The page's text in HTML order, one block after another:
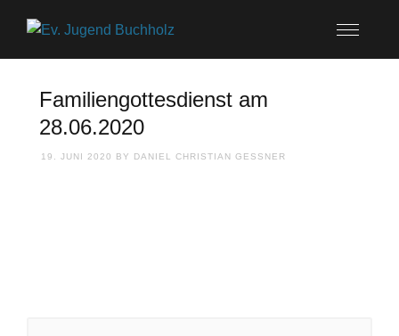
Familiengottesdienst am
28.06.2020
19. JUNI 2020 BY DANIEL CHRISTIAN GESSNER